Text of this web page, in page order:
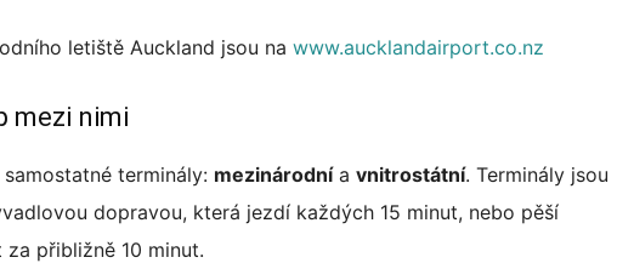
letiště Auckland jsou na www.aucklandairport.co.nz
mezi nimi
terminály: mezinárodnía vnitrostátní. Terminály jsou
dopravou, která jezdí každých 15 minut, nebo pěší
přibližně 10 minut.